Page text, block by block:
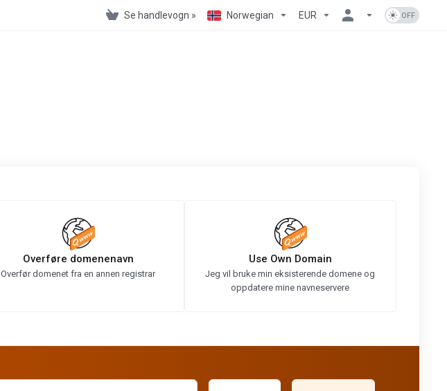
Se handlevogn » Norwegian EUR
Overføre domenenavn
Overfør domenet fra en annen registrar
Use Own Domain
Jeg vil bruke min eksisterende domene og
oppdatere mine navneservere